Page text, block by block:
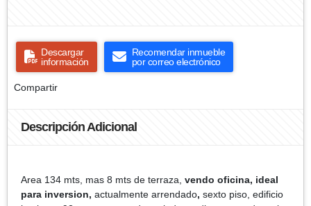
Descargar
información
Recomendar inmueble
por correo electrónico
Compartir
Descripción Adicional
Area 134 mts, mas 8 mts de terraza, vendo oficina, ideal
para inversion, actualmente arrendado, sexto piso, edificio